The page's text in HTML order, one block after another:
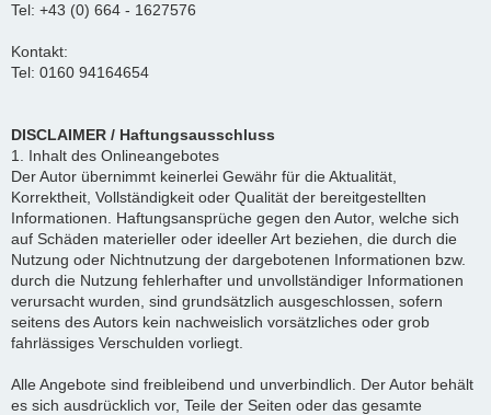
Tel: +43 (0) 664 - 1627576
Kontakt:
Tel: 0160 94164654
DISCLAIMER / Haftungsausschluss
1. Inhalt des Onlineangebotes
Der Autor übernimmt keinerlei Gewähr für die Aktualität,
Korrektheit, Vollständigkeit oder Qualität der bereitgestellten
Informationen. Haftungsansprüche gegen den Autor, welche sich
auf Schäden materieller oder ideeller Art beziehen, die durch die
Nutzung oder Nichtnutzung der dargebotenen Informationen bzw.
durch die Nutzung fehlerhafter und unvollständiger Informationen
verursacht wurden, sind grundsätzlich ausgeschlossen, sofern
seitens des Autors kein nachweislich vorsätzliches oder grob
fahrlässiges Verschulden vorliegt.
Alle Angebote sind freibleibend und unverbindlich. Der Autor behält
es sich ausdrücklich vor, Teile der Seiten oder das gesamte